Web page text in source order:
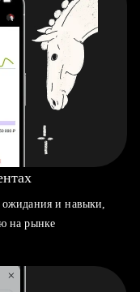
ожидания и навыки,
на рынке